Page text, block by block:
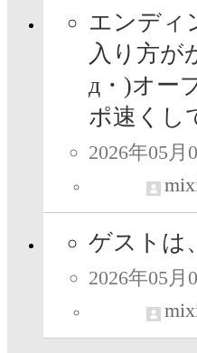
エンディ
入り方が
д・)オー
ポ速くし
2026年05月
ゲストは
2026年05月